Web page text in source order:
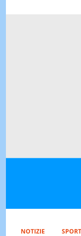
NOTIZIE
SPORT